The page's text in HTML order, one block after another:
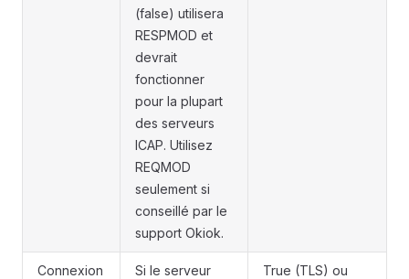
(false) utilisera
RESPMOD et
devrait
fonctionner
pour la plupart
des serveurs
ICAP. Utilisez
REQMOD
seulement si
conseillé par le
support Okiok.
Connexion
Si le serveur
True (TLS) ou